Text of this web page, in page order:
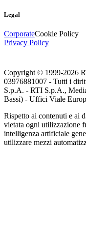
Legal
CorporateCookie Policy
Privacy Policy
Copyright © 1999-2026
03976881007 - Tutti i
S.p.A. - RTI S.p.A.,
Bassi) - Uffici Viale
Rispetto ai contenuti e ai
vietata ogni utilizzazione
intelligenza artificiale
utilizzare mezzi